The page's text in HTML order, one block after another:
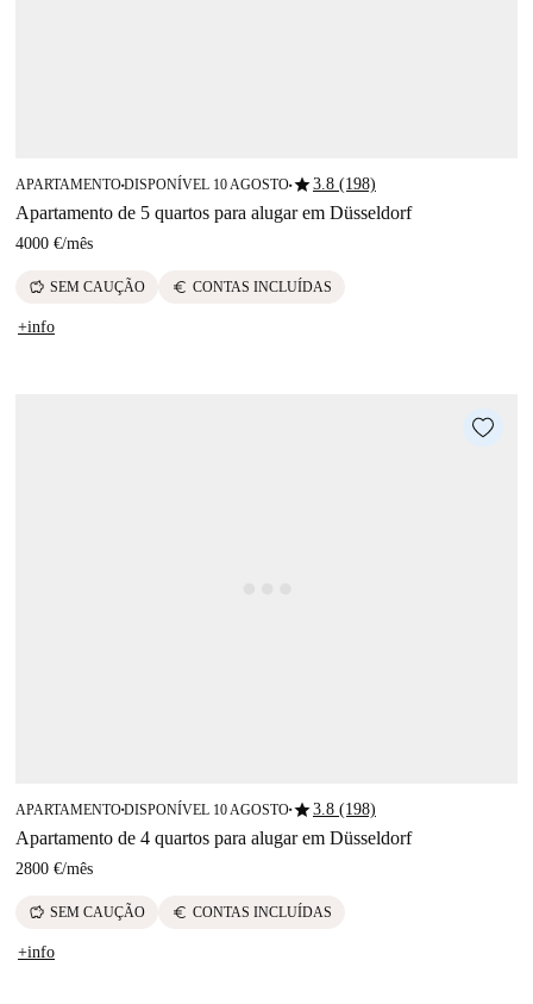
APARTAMENTO■DISPONÍVEL 10 AGOSTO■star3.8 (198)
Apartamento de 5 quartos para alugar em Düsseldorf
4000 €/mês
savings SEM CAUÇÃO euro CONTAS INCLUÍDAS
+info
APARTAMENTO■DISPONÍVEL 10 AGOSTO■star3.8 (198)
Apartamento de 4 quartos para alugar em Düsseldorf
2800 €/mês
savings SEM CAUÇÃO euro CONTAS INCLUÍDAS
+info